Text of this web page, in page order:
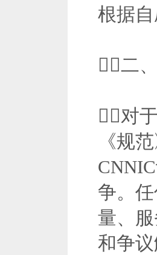
根据
二
对
《规
争。
量、
和争